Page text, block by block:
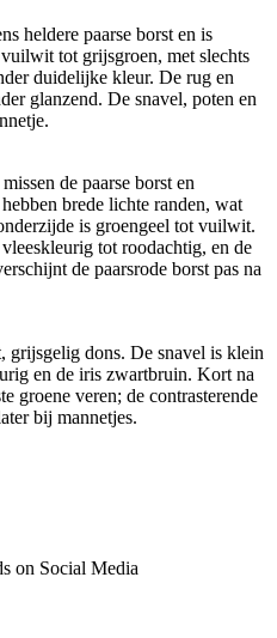
heldere paarse borst en is
tot grijsgroen, met slechts
duidelijke kleur. De rug en
glanzend. De snavel, poten en
de paarse borst en
brede lichte randen, wat
is groengeel tot vuilwit.
tot roodachtig, en de
de paarsrode borst pas na
grijsgelig dons. De snavel is klein
en de iris zwartbruin. Kort na
groene veren; de contrasterende
bij mannetjes.
on Social Media